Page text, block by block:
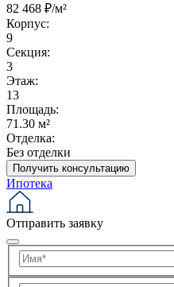
82 468 ₽/м²
Корпус:
9
Секция:
3
Этаж:
13
Площадь:
71.30 м²
Отделка:
Без отделки
Получить консультацию
Ипотека
Отправить заявку
Имя